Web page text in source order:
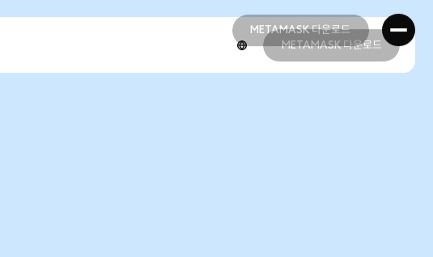
METAMASK 다운로드
METAMASK 다운로드
METAMASK 다운로드